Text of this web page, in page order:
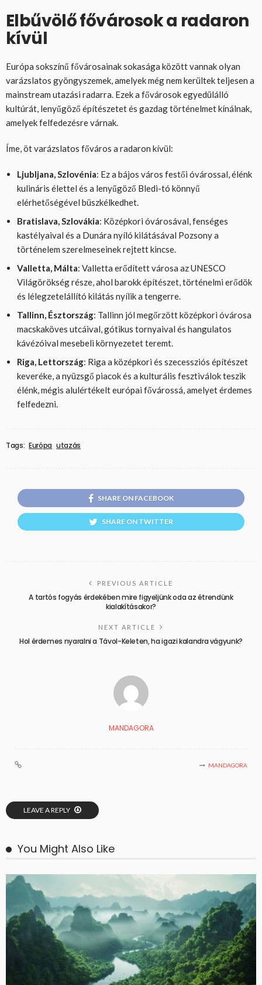
Elbűvölő fővárosok a radaron
kívül
Európa sokszínű fővárosainak sokasága között vannak olyan
varázslatos gyöngyszemek, amelyek még nem kerültek teljesen a
mainstream utazási radarra. Ezek a fővárosok egyedülálló
kultúrát, lenyűgöző építészetet és gazdag történelmet kínálnak,
amelyek felfedezésre várnak.
Íme, öt varázslatos főváros a radaron kívül:
Ljubljana, Szlovénia: Ez a bájos város festői óvárossal, élénk
kulináris élettel és a lenyűgöző Bledi-tó könnyű
elérhetőségével büszkélkedhet.
Bratislava, Szlovákia: Középkori óvárosával, fenséges
kastélyaival és a Dunára nyíló kilátásával Pozsony a
történelem szerelmeseinek rejtett kincse.
Valletta, Málta: Valletta erődített városa az UNESCO
Világörökség része, ahol barokk építészet, történelmi erődök
és lélegzetelállító kilátás nyílik a tengerre.
Tallinn, Észtország: Tallinn jól megőrzött középkori óvárosa
macskaköves utcáival, gótikus tornyaival és hangulatos
kávézóival mesebeli környezetet teremt.
Riga, Lettország: Riga a középkori és szecessziós építészet
keveréke, a nyüzsgő piacok és a kulturális fesztiválok teszik
élénk, mégis alulértékelt európai fővárossá, amelyet érdemes
felfedezni.
Tags: Európa utazás
SHARE ON FACEBOOK
SHARE ON TWITTER
PREVIOUS ARTICLE
A tartós fogyás érdekében mire figyeljünk oda az étrendünk
kialakításakor?
NEXT ARTICLE
Hol érdemes nyaralni a Távol-Keleten, ha igazi kalandra vágyunk?
MANDAGORA
MANDAGORA
LEAVE A REPLY
You Might Also Like